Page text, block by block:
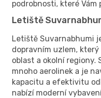
podrobnosti, které Vám
Letiště
Letiště Suvarnabhumi
dopravním uzlem,
oblast a okolní regiony.
mnoho aerolinek a je
kapacitu a efektivitu
nabízí moderní